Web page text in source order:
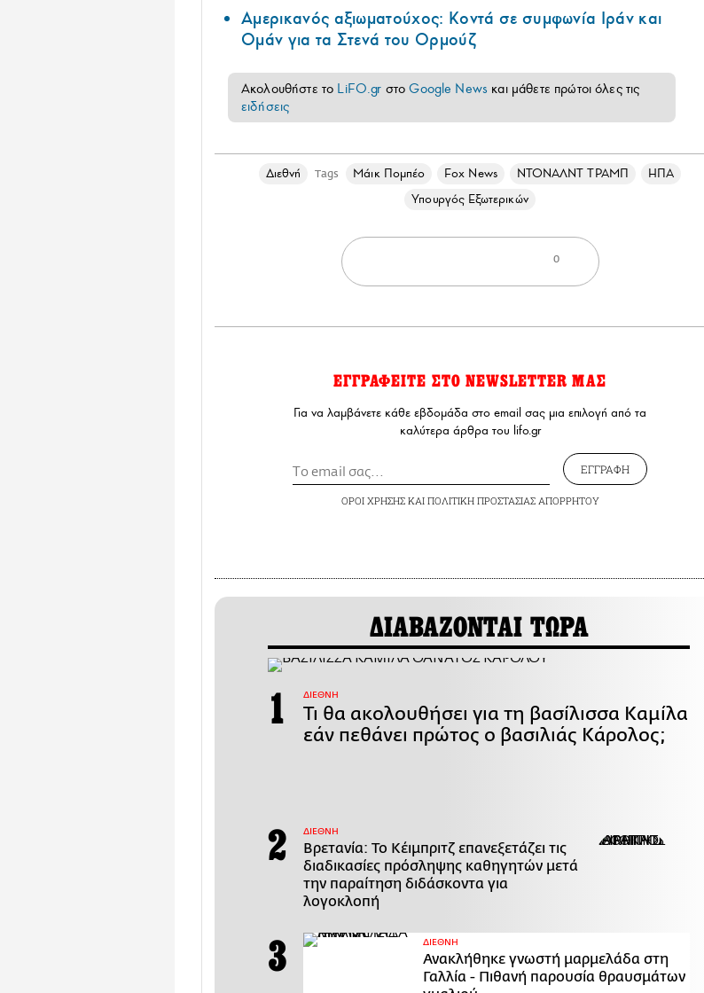
Αμερικανός αξιωματούχος: Κοντά σε συμφωνία Ιράν και
Ομάν για τα Στενά του Ορμούζ
Ακολουθήστε το LiFO.gr στοGoogle News και μάθετε πρώτοι όλες τις
ειδήσεις
Διεθνή Tags Μάικ Πομπέο Fox News ΝΤΟΝΑΛΝΤ ΤΡΑΜΠ
ΗΠΑ
Υπουργός Εξωτερικών
0
ΕΓΓΡΑΦΕΙΤΕ ΣΤΟ NEWSLETTER ΜΑΣ
Για να λαμβάνετε κάθε εβδομάδα στο email σας μια επιλογή από τα
καλύτερα άρθρα του lifo.gr
ΕΓΓΡΑΦΗ
ΟΡΟΙ ΧΡΗΣΗΣΚΑΙ ΠΟΛΙΤΙΚΗ ΠΡΟΣΤΑΣΙΑΣ ΑΠΟΡΡΗΤΟΥ
ΔΙΑΒΑΖΟΝΤΑΙ ΤΩΡΑ
ΔΙΕΘΝΗ
Τι θα ακολουθήσει για τη βασίλισσα Καμίλα
εάν πεθάνει πρώτος ο βασιλιάς Κάρολος;
ΔΙΕΘΝΗ
Βρετανία: Το Κέιμπριτζ επανεξετάζει τις
διαδικασίες πρόσληψης καθηγητών μετά
την παραίτηση διδάσκοντα για
λογοκλοπή
ΔΙΕΘΝΗ
Ανακλήθηκε γνωστή μαρμελάδα στη
Γαλλία - Πιθανή παρουσία θραυσμάτων